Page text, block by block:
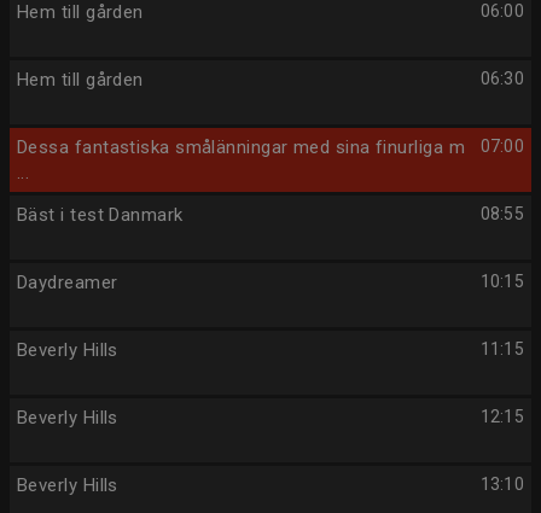
06:00
Hem till gården
06:30
Hem till gården
07:00
Dessa fantastiska smålänningar med sina finurliga m
...
08:55
Bäst i test Danmark
10:15
Daydreamer
11:15
Beverly Hills
12:15
Beverly Hills
13:10
Beverly Hills